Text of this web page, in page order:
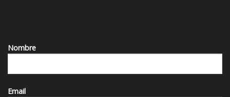
Nombre
Email